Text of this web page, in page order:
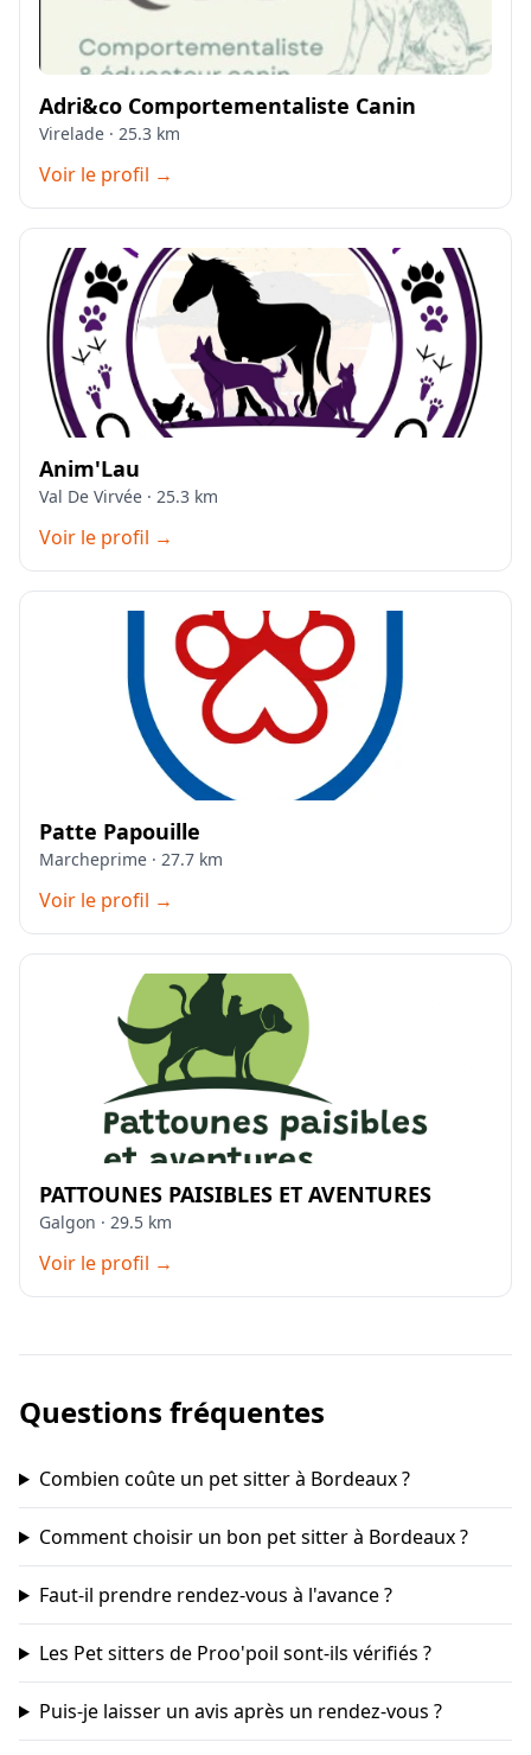
Adri&co Comportementaliste Canin
Virelade · 25.3 km
Voir le profil →
Anim'Lau
Val De Virvée · 25.3 km
Voir le profil →
Patte Papouille
Marcheprime · 27.7 km
Voir le profil →
PATTOUNES PAISIBLES ET AVENTURES
Galgon · 29.5 km
Voir le profil →
Questions fréquentes
Combien coûte un pet sitter à Bordeaux ?
Comment choisir un bon pet sitter à Bordeaux ?
Faut-il prendre rendez-vous à l'avance ?
Les Pet sitters de Proo'poil sont-ils vérifiés ?
Puis-je laisser un avis après un rendez-vous ?